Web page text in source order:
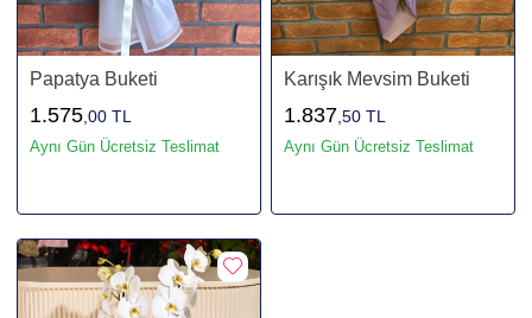
Papatya Buketi
1.575 ,00 TL
Aynı Gün Ücretsiz Teslimat
Karışık Mevsim Buketi
1.837 ,50 TL
Aynı Gün Ücretsiz Teslimat